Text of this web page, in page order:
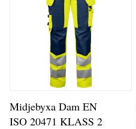
Midjebyxa Dam EN
ISO 20471 KLASS 2